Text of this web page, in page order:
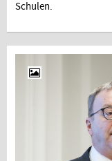
Schulen.